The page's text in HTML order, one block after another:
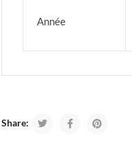
Année
Share: